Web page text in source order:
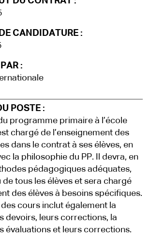
CANDIDATURE :
:
POSTE :
programme primaire à l’école
chargé de l’enseignement des
dans le contrat à ses élèves, en
la philosophie du PP. Il devra, en
pédagogiques adéquates,
de tous les élèves et sera chargé
des élèves à besoins spécifiques.
cours inclut également la
devoirs, leurs corrections, la
évaluations et leurs corrections.